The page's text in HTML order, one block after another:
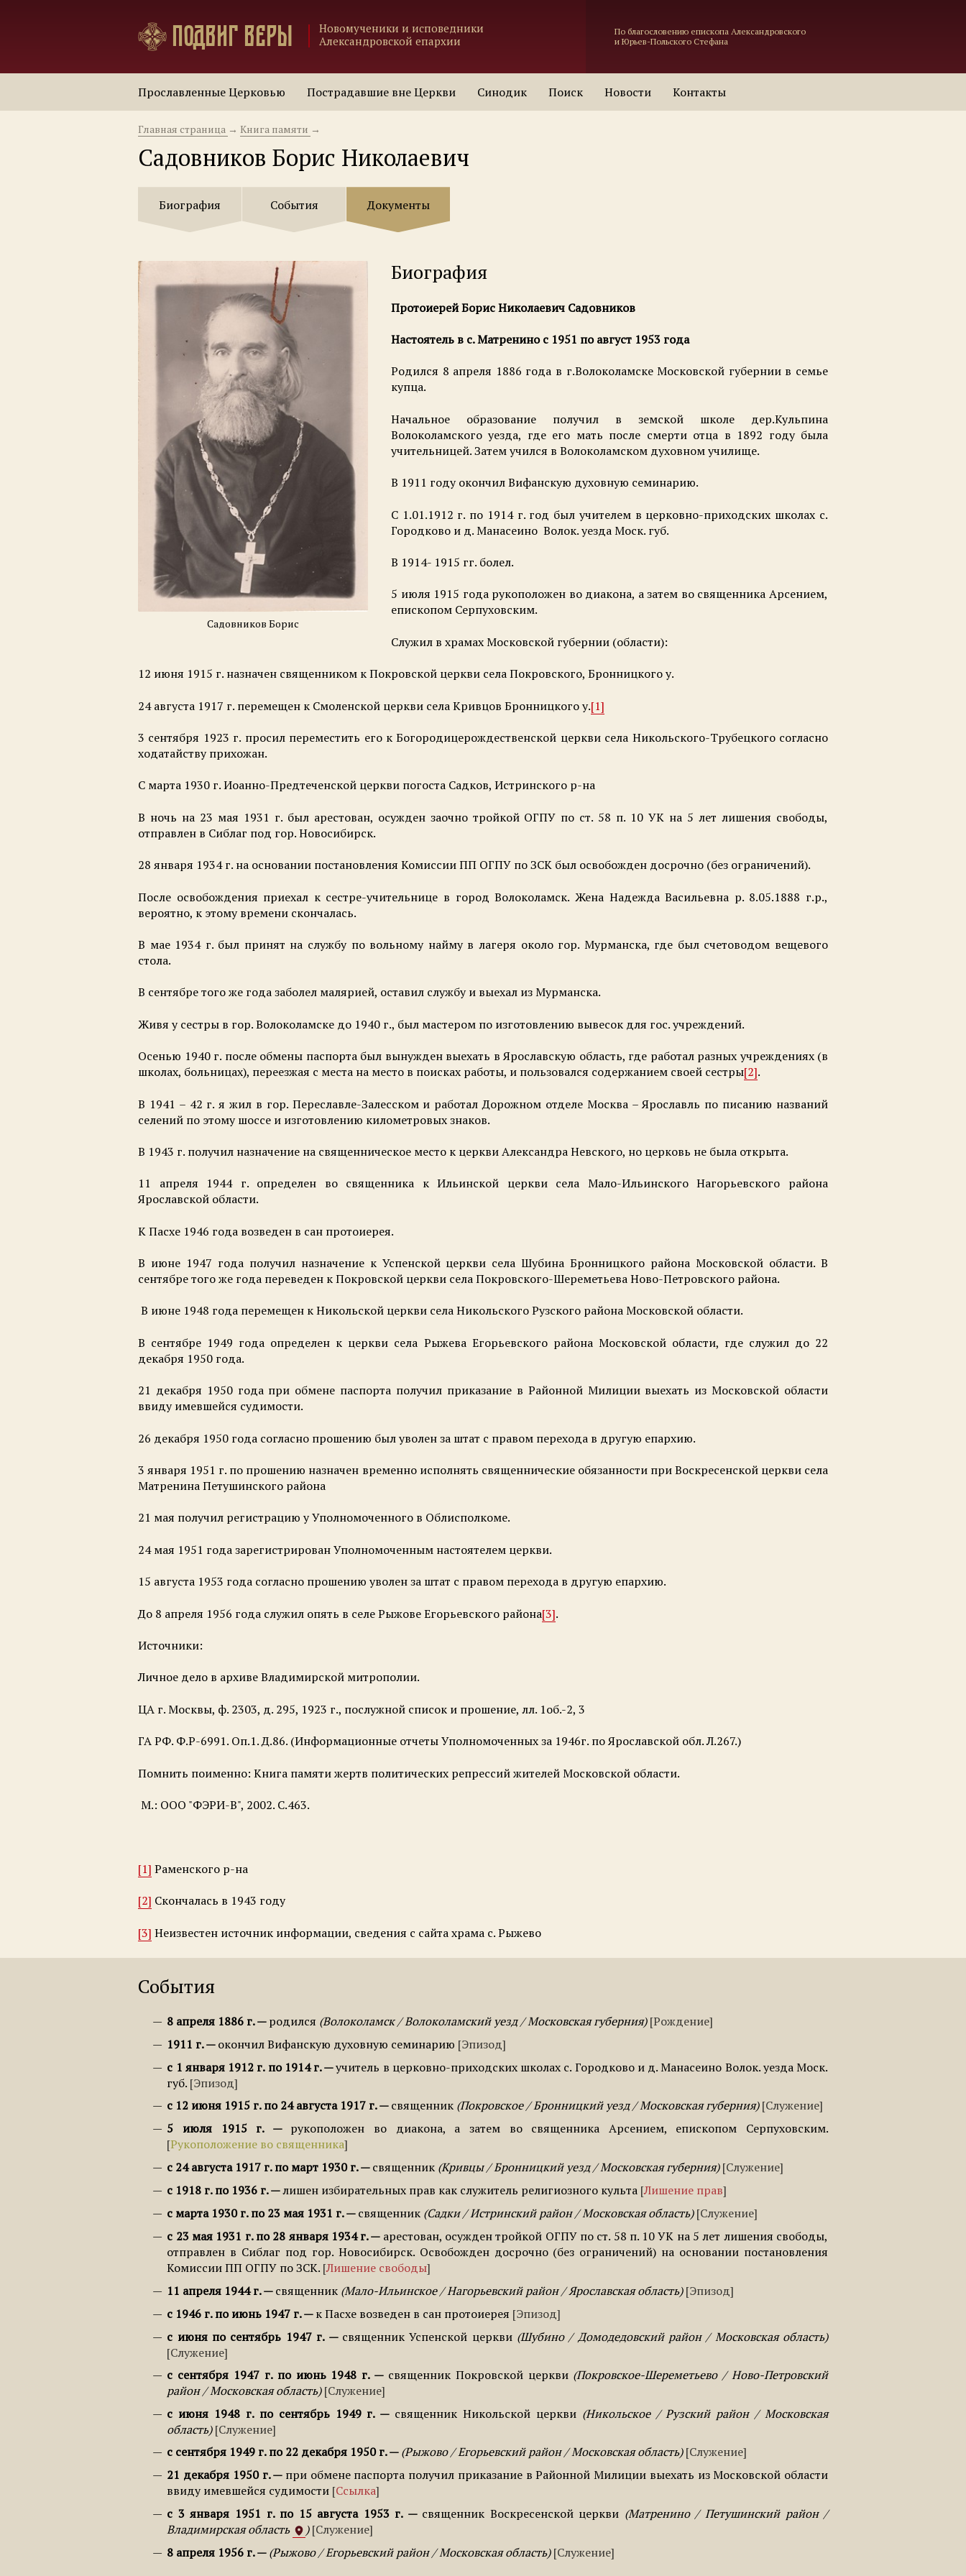
Подвиг веры
Новомученики и исповедники
Александровской епархии
По благословению епископа Александровского
и Юрьев-Польского Стефана
Прославленные Церковью Пострадавшие вне Церкви Синодик Поиск Новости Контакты
Главная страница → Книга памяти →
Садовников Борис Николаевич
Биография События Документы
Садовников Борис
Биография
Протоиерей Борис Николаевич Садовников
Настоятель в с. Матренино с 1951 по август 1953 года
Родился 8 апреля 1886 года в г.Волоколамске Московской губернии в семье
купца.
Начальное образование получил в земской школе дер.Кульпина
Волоколамского уезда, где его мать после смерти отца в 1892 году была
учительницей. Затем учился в Волоколамском духовном училище.
В 1911 году окончил Вифанскую духовную семинарию.
С 1.01.1912 г. по 1914 г. год был учителем в церковно-приходских школах с.
Городково и д. Манасеино Волок. уезда Моск. губ.
В 1914- 1915 гг. болел.
5 июля 1915 года рукоположен во диакона, а затем во священника Арсением,
епископом Серпуховским.
Служил в храмах Московской губернии (области):
12 июня 1915 г. назначен священником к Покровской церкви села Покровского, Бронницкого у.
24 августа 1917 г. перемещен к Смоленской церкви села Кривцов Бронницкого у.[1]
3 сентября 1923 г. просил переместить его к Богородицерождественской церкви села Никольского-Трубецкого согласно
ходатайству прихожан.
С марта 1930 г. Иоанно-Предтеченской церкви погоста Садков, Истринского р-на
В ночь на 23 мая 1931 г. был арестован, осужден заочно тройкой ОГПУ по ст. 58 п. 10 УК на 5 лет лишения свободы,
отправлен в Сиблаг под гор. Новосибирск.
28 января 1934 г. на основании постановления Комиссии ПП ОГПУ по ЗСК был освобожден досрочно (без ограничений).
После освобождения приехал к сестре-учительнице в город Волоколамск. Жена Надежда Васильевна р. 8.05.1888 г.р.,
вероятно, к этому времени скончалась.
В мае 1934 г. был принят на службу по вольному найму в лагеря около гор. Мурманска, где был счетоводом вещевого
стола.
В сентябре того же года заболел малярией, оставил службу и выехал из Мурманска.
Живя у сестры в гор. Волоколамске до 1940 г., был мастером по изготовлению вывесок для гос. учреждений.
Осенью 1940 г. после обмены паспорта был вынужден выехать в Ярославскую область, где работал разных учреждениях (в
школах, больницах), переезжая с места на место в поисках работы, и пользовался содержанием своей сестры[2].
В 1941 – 42 г. я жил в гор. Переславле-Залесском и работал Дорожном отделе Москва – Ярославль по писанию названий
селений по этому шоссе и изготовлению километровых знаков.
В 1943 г. получил назначение на священническое место к церкви Александра Невского, но церковь не была открыта.
11 апреля 1944 г. определен во священника к Ильинской церкви села Мало-Ильинского Нагорьевского района
Ярославской области.
К Пасхе 1946 года возведен в сан протоиерея.
В июне 1947 года получил назначение к Успенской церкви села Шубина Бронницкого района Московской области. В
сентябре того же года переведен к Покровской церкви села Покровского-Шереметьева Ново-Петровского района.
В июне 1948 года перемещен к Никольской церкви села Никольского Рузского района Московской области.
В сентябре 1949 года определен к церкви села Рыжева Егорьевского района Московской области, где служил до 22
декабря 1950 года.
21 декабря 1950 года при обмене паспорта получил приказание в Районной Милиции выехать из Московской области
ввиду имевшейся судимости.
26 декабря 1950 года согласно прошению был уволен за штат с правом перехода в другую епархию.
3 января 1951 г. по прошению назначен временно исполнять священнические обязанности при Воскресенской церкви села
Матренина Петушинского района
21 мая получил регистрацию у Уполномоченного в Облисполкоме.
24 мая 1951 года зарегистрирован Уполномоченным настоятелем церкви.
15 августа 1953 года согласно прошению уволен за штат с правом перехода в другую епархию.
До 8 апреля 1956 года служил опять в селе Рыжове Егорьевского района[3].
Источники:
Личное дело в архиве Владимирской митрополии.
ЦА г. Москвы, ф. 2303, д. 295, 1923 г., послужной список и прошение, лл. 1об.-2, 3
ГА РФ. Ф.Р-6991. Оп.1. Д.86. (Информационные отчеты Уполномоченных за 1946г. по Ярославской обл. Л.267.)
Помнить поименно: Книга памяти жертв политических репрессий жителей Московской области.
М.: ООО "ФЭРИ-В", 2002. С.463.
[1] Раменского р-на
[2] Скончалась в 1943 году
[3] Неизвестен источник информации, сведения с сайта храма с. Рыжево
События
8 апреля 1886 г. родился Волоколамск / Волоколамский уезд / Московская губерния
Рождение
1911 г.
окончил Вифанскую духовную семинарию Эпизод
с 1 января 1912 г. по 1914 г.
учитель в церковно-приходских школах с. Городково и д. Манасеино Волок. уезда Моск.
губ. Эпизод
с 12 июня 1915 г. по 24 августа 1917 г.
священник Покровское / Бронницкий уезд / Московская губерния
Служение
5 июля 1915 г.
рукоположен во диакона, а затем во священника Арсением, епископом Серпуховским.
Рукоположение во священника
с 24 августа 1917 г. по март 1930 г.
священник Кривцы / Бронницкий уезд / Московская губерния
Служение
с 1918 г. по 1936 г.
лишен избирательных прав как служитель религиозного культа Лишение прав
с марта 1930 г. по 23 мая 1931 г.
священник Садки / Истринский район / Московская область
Служение
с 23 мая 1931 г. по 28 января 1934 г.
арестован, осужден тройкой ОГПУ по ст. 58 п. 10 УК на 5 лет лишения свободы,
отправлен в Сиблаг под гор. Новосибирск. Освобожден досрочно (без ограничений) на основании постановления
Комиссии ПП ОГПУ по ЗСК. Лишение свободы
11 апреля 1944 г.
священник Мало-Ильинское / Нагорьевский район / Ярославская область
Эпизод
с 1946 г. по июнь 1947 г.
к Пасхе возведен в сан протоиерея Эпизод
с июня по сентябрь 1947 г.
священник Успенской церкви Шубино / Домодедовский район / Московская область
Служение
с сентября 1947 г. по июнь 1948 г.
священник Покровской церкви Покровское-Шереметьево / Ново-Петровский
район / Московская область
Служение
с июня 1948 г. по сентябрь 1949 г.
священник Никольской церкви Никольское / Рузский район / Московская
область
Служение
с сентября 1949 г. по 22 декабря 1950 г.
Рыжово / Егорьевский район / Московская область
Служение
21 декабря 1950 г.
при обмене паспорта получил приказание в Районной Милиции выехать из Московской области
ввиду имевшейся судимости Ссылка
с 3 января 1951 г. по 15 августа 1953 г.
священник Воскресенской церкви Матренино / Петушинский район /
Владимирская область
Служение
8 апреля 1956 г.
Рыжово / Егорьевский район / Московская область Служение